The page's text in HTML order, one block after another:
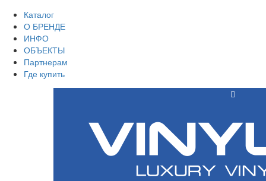
Каталог
О БРЕНДЕ
ИНФО
ОБЪЕКТЫ
Партнерам
Где купить